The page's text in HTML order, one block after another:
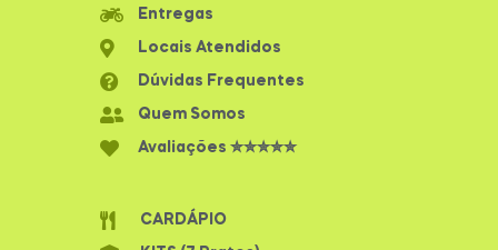
Entregas
Locais Atendidos
Dúvidas Frequentes
Quem Somos
Avaliações ✮✮✮✮✮
CARDÁPIO